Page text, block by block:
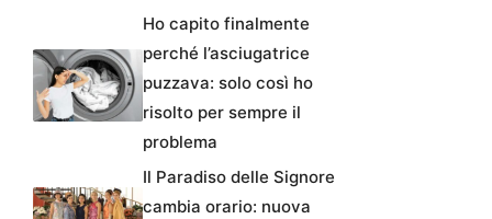
Ho capito finalmente
perché l’asciugatrice
puzzava: solo così ho
risolto per sempre il
problema
Il Paradiso delle Signore
cambia orario: nuova